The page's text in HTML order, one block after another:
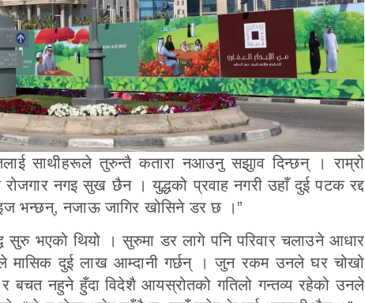
साथीहरूले तुरुन्तै कतारा नआउनु सझुाव दिन्छन् । राम्रो
नगइ सुख छैन । युद्धको प्रवाह नगरी उहाँ दुई पटक रद्द
भन्छन्, नजाऊ जागिर खोसिने डर छ ।”
सुरु भएको थियो । सुरुमा डर लागे पनि परिवार चलाउने आधार
मासिक दुई लाख आम्दानी गर्छन् । जुन रकम उनले घर चोखो
बचत नहुने हुँदा विदेशै आयस्रोतको गतिलो गन्तव्य रहेको उनले